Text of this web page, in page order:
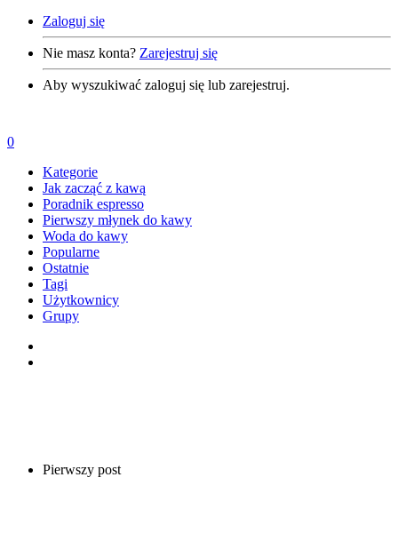
Zaloguj się
Nie masz konta? Zarejestruj się
Aby wyszukiwać zaloguj się lub zarejestruj.
Pierwszy post
0
Kategorie
Jak zacząć z kawą
Poradnik espresso
Pierwszy młynek do kawy
Woda do kawy
Popularne
Ostatnie
Tagi
Użytkownicy
Grupy